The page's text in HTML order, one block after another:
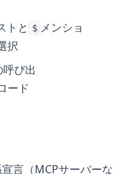
トと $ メンショ
択
呼び出
ード
言（MCPサーバーな